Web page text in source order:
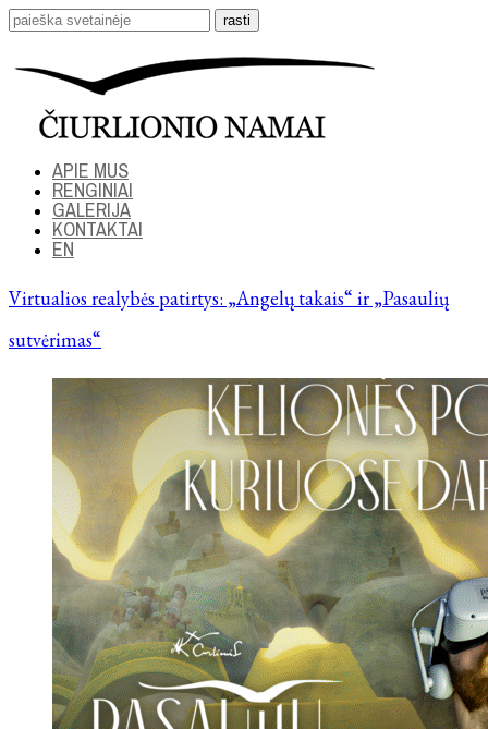
APIE MUS
RENGINIAI
GALERIJA
KONTAKTAI
EN
Virtualios realybės patirtys: „Angelų takais“ ir „Pasaulių
sutvėrimas“